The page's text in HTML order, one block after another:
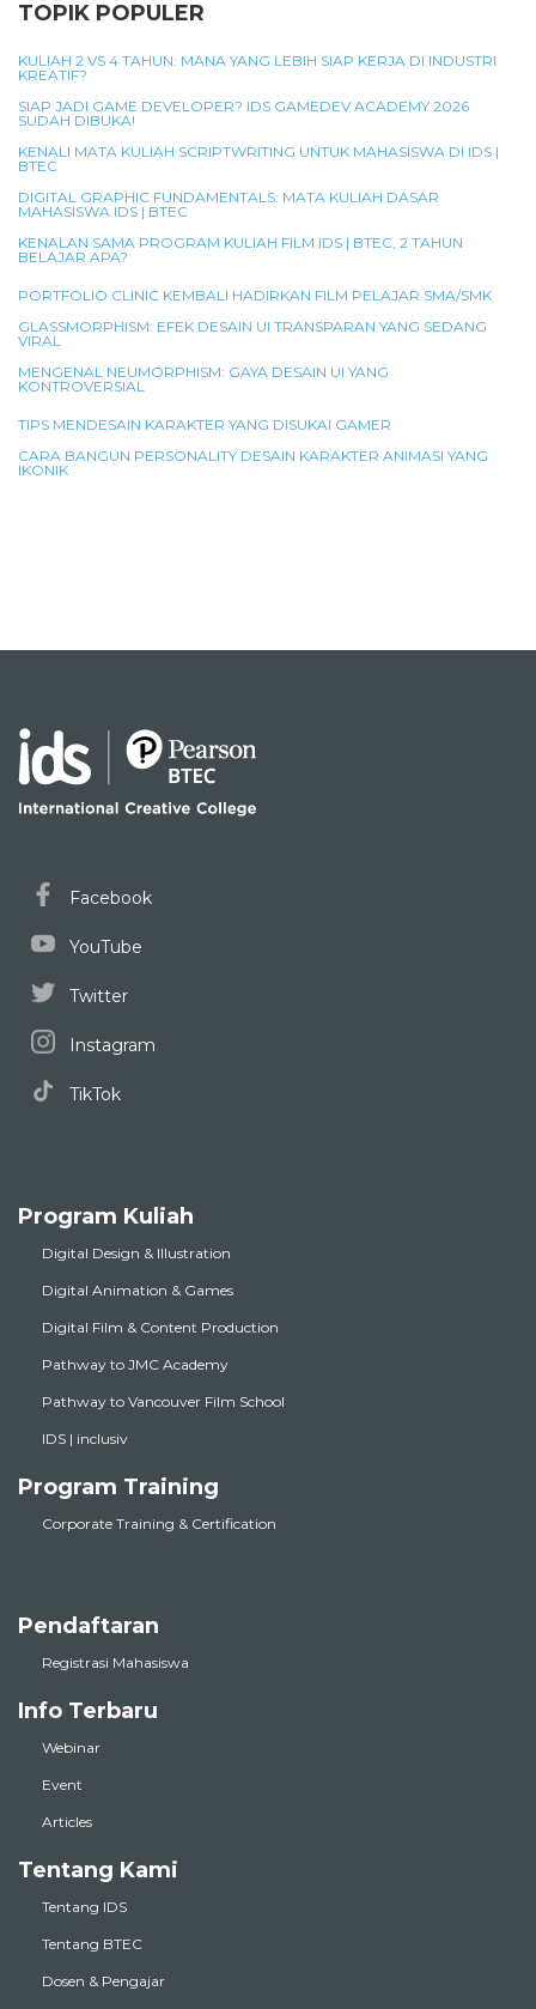
TOPIK POPULER
KULIAH 2 VS 4 TAHUN: MANA YANG LEBIH SIAP KERJA DI INDUSTRI
KREATIF?
SIAP JADI GAME DEVELOPER? IDS GAMEDEV ACADEMY 2026
SUDAH DIBUKA!
KENALI MATA KULIAH SCRIPTWRITING UNTUK MAHASISWA DI IDS |
BTEC
DIGITAL GRAPHIC FUNDAMENTALS: MATA KULIAH DASAR
MAHASISWA IDS | BTEC
KENALAN SAMA PROGRAM KULIAH FILM IDS | BTEC, 2 TAHUN
BELAJAR APA?
PORTFOLIO CLINIC KEMBALI HADIRKAN FILM PELAJAR SMA/SMK
GLASSMORPHISM: EFEK DESAIN UI TRANSPARAN YANG SEDANG
VIRAL
MENGENAL NEUMORPHISM: GAYA DESAIN UI YANG
KONTROVERSIAL
TIPS MENDESAIN KARAKTER YANG DISUKAI GAMER
CARA BANGUN PERSONALITY DESAIN KARAKTER ANIMASI YANG
IKONIK
Facebook
YouTube
Twitter
Instagram
TikTok
Program Kuliah
Digital Design & Illustration
Digital Animation & Games
Digital Film & Content Production
Pathway to JMC Academy
Pathway to Vancouver Film School
IDS | inclusiv
Program Training
Corporate Training & Certification
Pendaftaran
Registrasi Mahasiswa
Info Terbaru
Webinar
Event
Articles
Tentang Kami
Tentang IDS
Tentang BTEC
Dosen & Pengajar